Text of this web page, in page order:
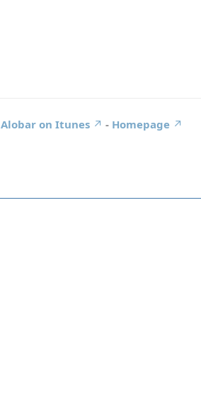
Alobar on Itunes - Homepage